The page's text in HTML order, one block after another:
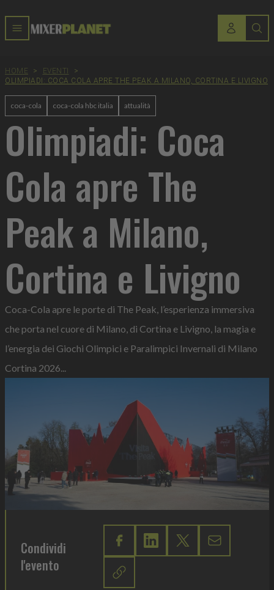
HOME > EVENTI
>
OLIMPIADI: COCA COLA APRE THE PEAK A MILANO, CORTINA E LIVIGNO
coca-cola coca-cola hbc italia attualità
Olimpiadi: Coca
Cola apre The
Peak a Milano,
Cortina e Livigno
Coca-Cola apre le porte di The Peak, l’esperienza immersiva
che porta nel cuore di Milano, di Cortina e Livigno, la magia e
l’energia dei Giochi Olimpici e Paralimpici Invernali di Milano
Cortina 2026...
Condividi
l'evento